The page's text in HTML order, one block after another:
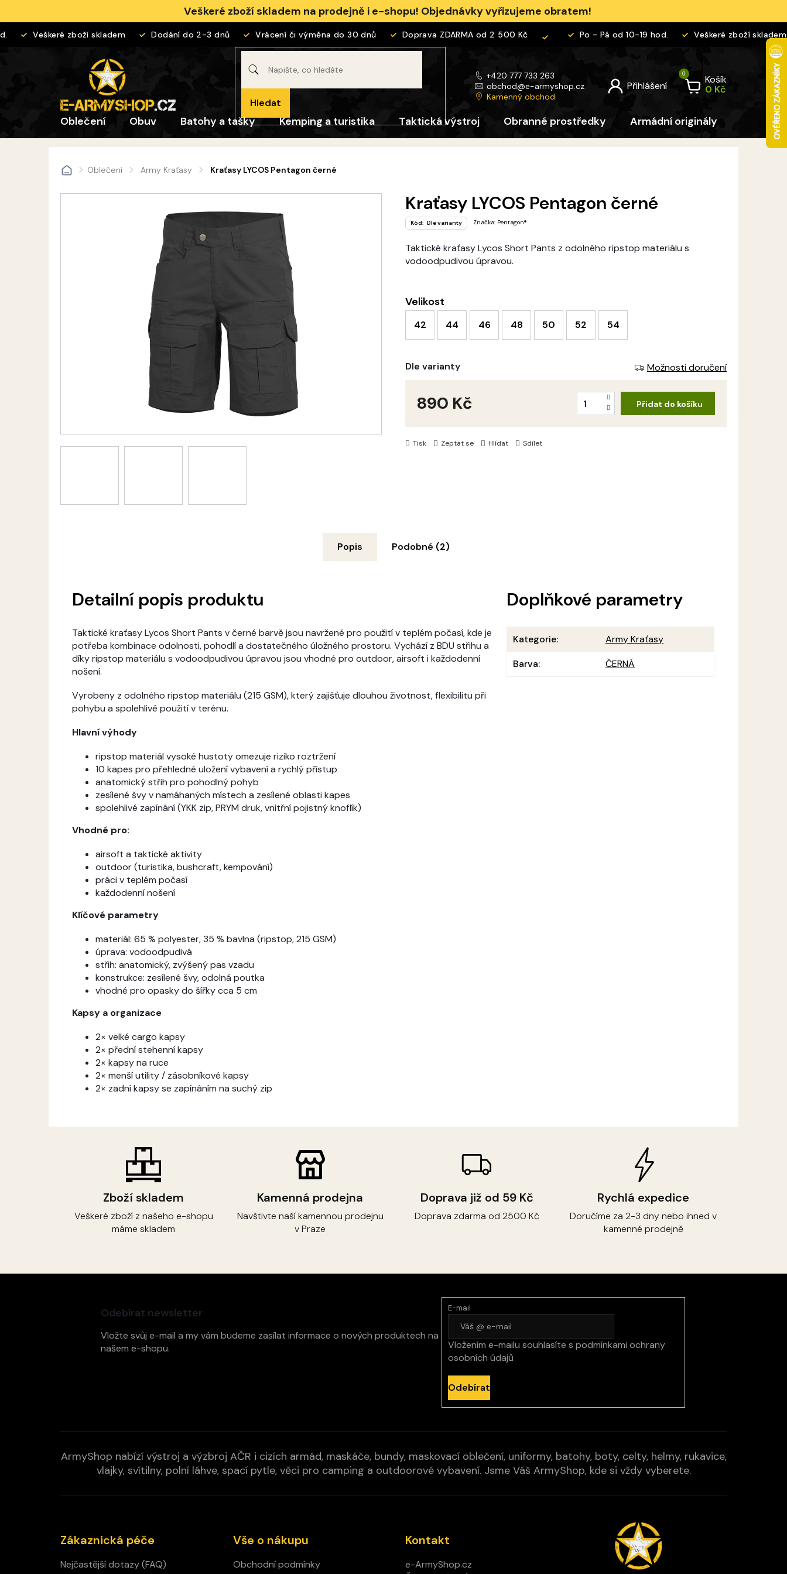
obsah
Veškeré zboží skladem na prodejně i e-shopu! Objednávky vyřizujeme obratem!
Veškeré zboží skladem Dodání do 2-3 dnů Vrácení či výměna do 30 dnů Doprava ZDARMA od 2 500 Kč Po - Pá od 10-19 hod. Veškeré zboží skladem
Hledat
+420 777 733 263
obchod@e-armyshop.cz
Kamenný obchod
Košík
Oblečení Obuv Batohy a tašky Kemping a turistika Taktická výstroj Obranné prostředky Armádní originály Pro děti
DomůOblečení Army Kraťasy Kraťasy LYCOS Pentagon černé
Velikost
42 44 46 48 50 52 54
Taktické kraťasy Lycos Short Pants z odolného ripstop materiálu s
vodoodpudivou úpravou.
Tisk Zeptat se Hlídat Sdílet
Kraťasy LYCOS Pentagon černé
Kód: Dle varianty Značka: Pentagon®
Dle varianty Možnosti doručení
890 Kč Přidat do košíku
Zboží skladem
Veškeré zboží z našeho e-shopu
máme skladem
Kamenná prodejna
Navštivte naší kamennou prodejnu
v Praze
Doprava již od 59 Kč
Doprava zdarma od 2500 Kč
Rychlá expedice
Doručíme za 2-3 dny nebo ihned v
kamenné prodejně
Popis Podobné (2)
Detailní popis produktu
Taktické kraťasy Lycos Short Pants v černé barvě jsou navržené pro použití v teplém počasí, kde je
potřeba kombinace odolnosti, pohodlí a dostatečného úložného prostoru. Vychází z BDU střihu a
díky ripstop materiálu s vodoodpudivou úpravou jsou vhodné pro outdoor, airsoft i každodenní
nošení.
Vyrobeny z odolného ripstop materiálu (215 GSM), který zajišťuje dlouhou životnost, flexibilitu při
pohybu a spolehlivé použití v terénu.
Hlavní výhody
ripstop materiál vysoké hustoty omezuje riziko roztržení
10 kapes pro přehledné uložení vybavení a rychlý přístup
anatomický střih pro pohodlný pohyb
zesílené švy v namáhaných místech a zesílené oblasti kapes
spolehlivé zapínání (YKK zip, PRYM druk, vnitřní pojistný knoflík)
Vhodné pro:
airsoft a taktické aktivity
outdoor (turistika, bushcraft, kempování)
práci v teplém počasí
každodenní nošení
Klíčové parametry
materiál: 65 % polyester, 35 % bavlna (ripstop, 215 GSM)
úprava: vodoodpudivá
střih: anatomický, zvýšený pas vzadu
konstrukce: zesílené švy, odolná poutka
vhodné pro opasky do šířky cca 5 cm
Kapsy a organizace
2× velké cargo kapsy
2× přední stehenní kapsy
2× kapsy na ruce
2× menší utility / zásobníkové kapsy
2× zadní kapsy se zapínáním na suchý zip
Doplňkové parametry
Kategorie:
Army Kraťasy
Barva: ČERNÁ
Odebírat newsletter
Vložte svůj e-mail a my vám budeme zasílat informace o nových produktech na
našem e-shopu.
E-mail
Vložením e-mailu souhlasíte s podmínkami ochrany
osobních údajů
Odebírat
ArmyShop nabízí výstroj a výzbroj AČR i cizích armád, maskáče, bundy, maskovací oblečení, uniformy, batohy, boty, celty, helmy, rukavice,
vlajky, svítilny, polní láhve, spací pytle, věci pro camping a outdoorové vybavení. Jsme Váš ArmyShop, kde si vždy vyberete.
Zákaznická péče
Nejčastější dotazy (FAQ)
Vše o nákupu
Obchodní podmínky
Kontakt
e-ArmyShop.cz